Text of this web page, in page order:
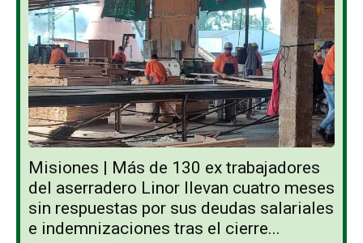
Misiones | Más de 130 ex trabajadores
del aserradero Linor llevan cuatro meses
sin respuestas por sus deudas salariales
e indemnizaciones tras el cierre...